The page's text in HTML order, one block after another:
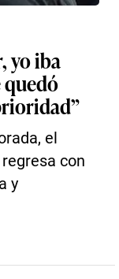
yo iba
quedó
el
con
y